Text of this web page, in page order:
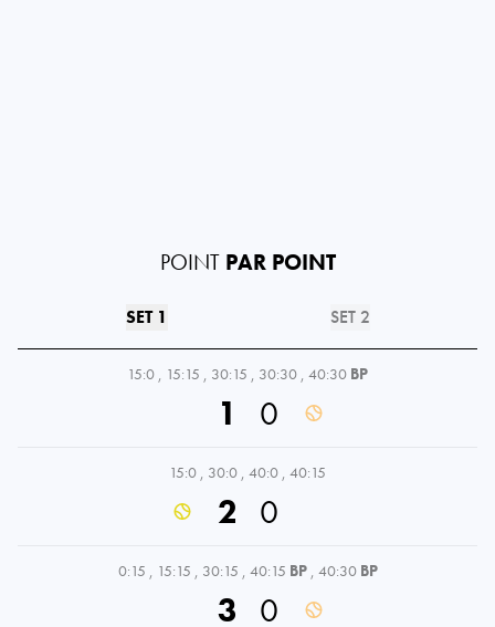
POINT PAR POINT
SET 1 SET 2
15:0 , 15:15 , 30:15 , 30:30 , 40:30 BP
1 0
15:0 , 30:0 , 40:0 , 40:15
2 0
0:15 , 15:15 , 30:15 , 40:15 BP , 40:30 BP
3 0